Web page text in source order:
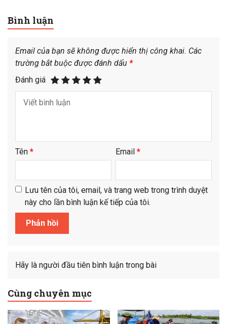
Bình luận
Email của bạn sẽ không được hiển thị công khai. Các
trường bắt buộc được đánh dấu *
Đánh giá
Tên * Email *
Lưu tên của tôi, email, và trang web trong trình duyệt
này cho lần bình luận kế tiếp của tôi.
Hãy là người đầu tiên bình luận trong bài
Cùng chuyên mục